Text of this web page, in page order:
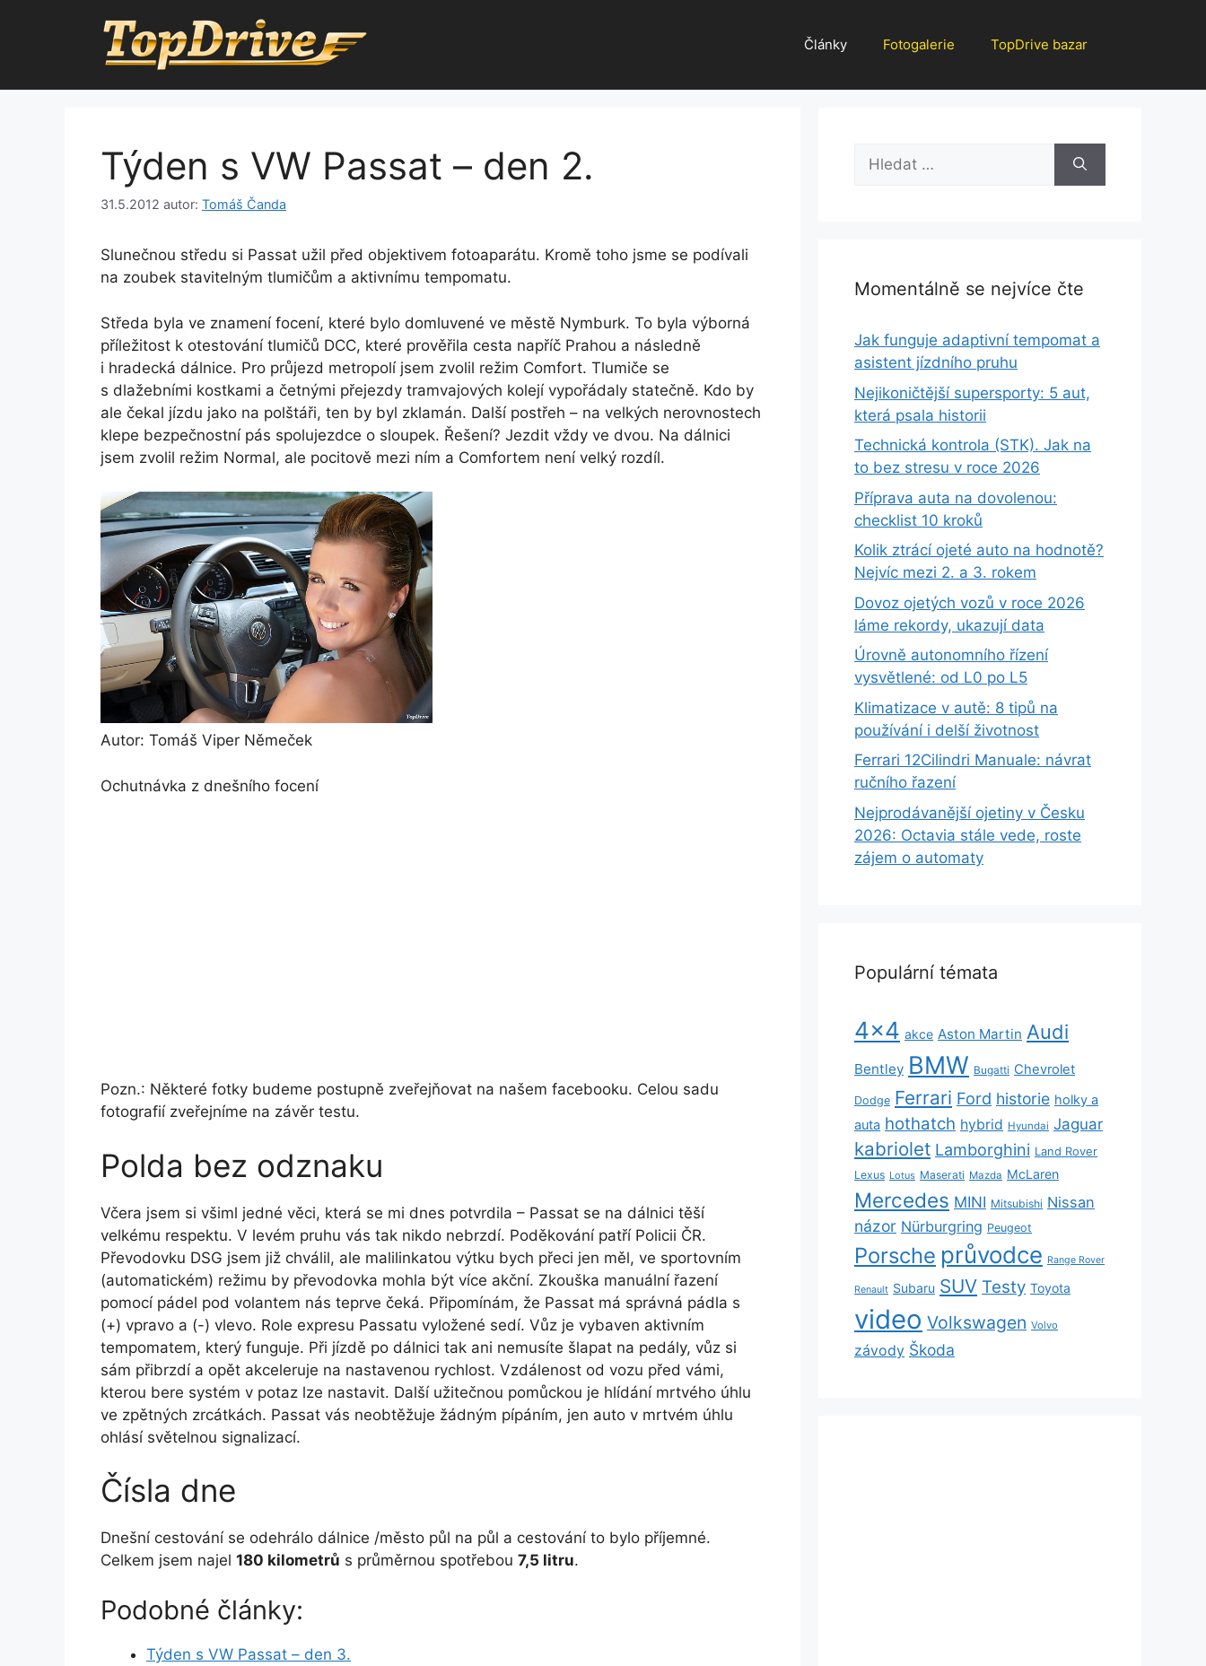
Články Fotogalerie TopDrive bazar
Týden s VW Passat – den 2.
31.5.2012 autor: Tomáš Čanda
Slunečnou středu si Passat užil před objektivem fotoaparátu. Kromě toho jsme se podívali
na zoubek stavitelným tlumičům a aktivnímu tempomatu.
Středa byla ve znamení focení, které bylo domluvené ve městě Nymburk. To byla výborná
příležitost k otestování tlumičů DCC, které prověřila cesta napříč Prahou a následně
i hradecká dálnice. Pro průjezd metropolí jsem zvolil režim Comfort. Tlumiče se
s dlažebními kostkami a četnými přejezdy tramvajových kolejí vypořádaly statečně. Kdo by
ale čekal jízdu jako na polštáři, ten by byl zklamán. Další postřeh – na velkých nerovnostech
klepe bezpečnostní pás spolujezdce o sloupek. Řešení? Jezdit vždy ve dvou. Na dálnici
jsem zvolil režim Normal, ale pocitově mezi ním a Comfortem není velký rozdíl.
Autor: Tomáš Viper Němeček
Ochutnávka z dnešního focení
Pozn.: Některé fotky budeme postupně zveřejňovat na našem facebooku. Celou sadu
fotografií zveřejníme na závěr testu.
Polda bez odznaku
Včera jsem si všiml jedné věci, která se mi dnes potvrdila – Passat se na dálnici těší
velkému respektu. V levém pruhu vás tak nikdo nebrzdí. Poděkování patří Policii ČR.
Převodovku DSG jsem již chválil, ale malilinkatou výtku bych přeci jen měl, ve sportovním
(automatickém) režimu by převodovka mohla být více akční. Zkouška manuální řazení
pomocí pádel pod volantem nás teprve čeká. Připomínám, že Passat má správná pádla s
(+) vpravo a (-) vlevo. Role expresu Passatu vyložené sedí. Vůz je vybaven aktivním
tempomatem, který funguje. Při jízdě po dálnici tak ani nemusíte šlapat na pedály, vůz si
sám přibrzdí a opět akceleruje na nastavenou rychlost. Vzdálenost od vozu před vámi,
kterou bere systém v potaz lze nastavit. Další užitečnou pomůckou je hlídání mrtvého úhlu
ve zpětných zrcátkách. Passat vás neobtěžuje žádným pípáním, jen auto v mrtvém úhlu
ohlásí světelnou signalizací.
Čísla dne
Dnešní cestování se odehrálo dálnice /město půl na půl a cestování to bylo příjemné.
Celkem jsem najel 180 kilometrů s průměrnou spotřebou 7,5 litru.
Podobné články:
Týden s VW Passat – den 3.
Hledat:
Momentálně se nejvíce čte
Jak funguje adaptivní tempomat a
asistent jízdního pruhu
Nejikoničtější supersporty: 5 aut,
která psala historii
Technická kontrola (STK). Jak na
to bez stresu v roce 2026
Příprava auta na dovolenou:
checklist 10 kroků
Kolik ztrácí ojeté auto na hodnotě?
Nejvíc mezi 2. a 3. rokem
Dovoz ojetých vozů v roce 2026
láme rekordy, ukazují data
Úrovně autonomního řízení
vysvětlené: od L0 po L5
Klimatizace v autě: 8 tipů na
používání i delší životnost
Ferrari 12Cilindri Manuale: návrat
ručního řazení
Nejprodávanější ojetiny v Česku
2026: Octavia stále vede, roste
zájem o automaty
Populární témata
4x4 akce Aston Martin Audi
Bentley BMW Bugatti Chevrolet
Dodge Ferrari Ford historie holky a
auta hothatch hybrid Hyundai Jaguar
kabriolet Lamborghini Land Rover
Lexus Lotus Maserati Mazda McLaren
Mercedes MINI Mitsubishi Nissan
názor Nürburgring Peugeot
Porsche průvodce Range Rover
Renault Subaru SUV Testy Toyota
video Volkswagen Volvo
závody Škoda